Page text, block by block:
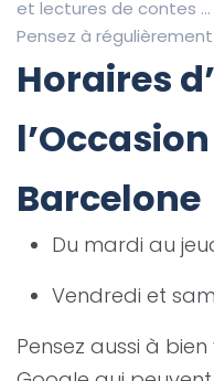
et lectures de contes …
Pensez à
Horaires
Barcelone
Du mardi au
Vendredi et
Pensez aussi à